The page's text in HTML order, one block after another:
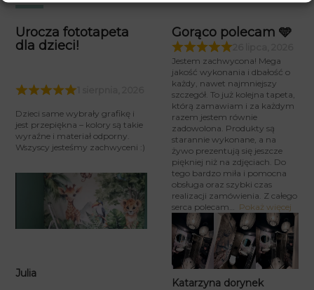
Urocza fototapeta
dla dzieci!
Dzieci same wybrały grafikę i
jest przepiękna – kolory są takie
wyraźne i materiał odporny.
Wszyscy jesteśmy zachwyceni :)
Julia
Gorąco polecam 🩵
Jestem zachwycona! Mega
jakość wykonania i dbałość o
każdy, nawet najmniejszy
szczegół. To już kolejna tapeta,
którą zamawiam i za każdym
razem jestem równie
zadowolona. Produkty są
starannie wykonane, a na
żywo prezentują się jeszcze
piękniej niż na zdjęciach. Do
tego bardzo miła i pomocna
obsługa oraz szybki czas
realizacji zamówienia. Z całego
serca polecam
Pokaż więcej
Katarzyna dorynek